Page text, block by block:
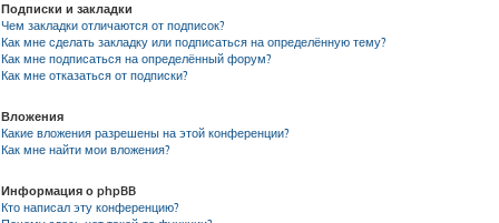
Подписки и закладки
Чем закладки отличаются от подписок?
Как мне сделать закладку или подписаться на определённую тему?
Как мне подписаться на определённый форум?
Как мне отказаться от подписки?
Вложения
Какие вложения разрешены на этой конференции?
Как мне найти мои вложения?
Информация о phpBB
Кто написал эту конференцию?